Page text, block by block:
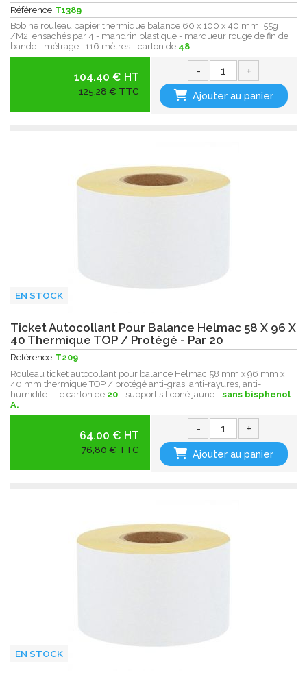
Référence T1389
Bobine rouleau papier thermique balance 60 x 100 x 40 mm, 55g
/M2, ensachés par 4 - mandrin plastique - marqueur rouge de fin de
bande - métrage : 116 mètres - carton de 48
104.40 € HT
125,28 € TTC
- +
Ajouter au panier
EN STOCK
Ticket Autocollant Pour Balance Helmac 58 X 96 X
40 Thermique TOP / Protégé - Par 20
Référence T209
Rouleau ticket autocollant pour balance Helmac 58 mm x 96 mm x
40 mm thermique TOP / protégé anti-gras, anti-rayures, anti-
humidité - Le carton de 20 - support siliconé jaune - sans bisphenol
A.
64.00 € HT
76,80 € TTC
- +
Ajouter au panier
EN STOCK